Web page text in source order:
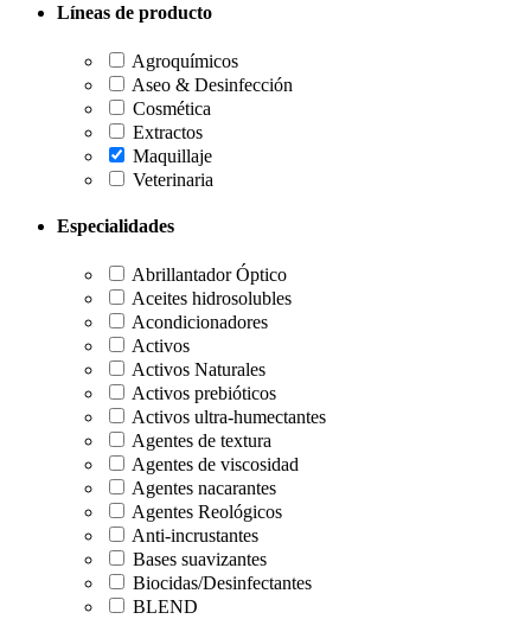
Líneas de producto
Agroquímicos
Aseo & Desinfección
Cosmética
Extractos
Maquillaje
Veterinaria
Especialidades
Abrillantador Óptico
Aceites hidrosolubles
Acondicionadores
Activos
Activos Naturales
Activos prebióticos
Activos ultra-humectantes
Agentes de textura
Agentes de viscosidad
Agentes nacarantes
Agentes Reológicos
Anti-incrustantes
Bases suavizantes
Biocidas/Desinfectantes
BLEND